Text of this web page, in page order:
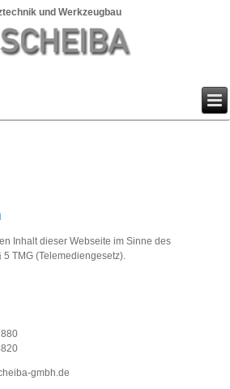
und Werkzeugbau
Inhalt dieser Webseite im Sinne des
5 TMG (Telemediengesetz).
gmbh.de